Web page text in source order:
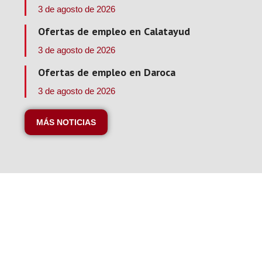
3 de agosto de 2026
Ofertas de empleo en Calatayud
3 de agosto de 2026
Ofertas de empleo en Daroca
3 de agosto de 2026
MÁS NOTICIAS